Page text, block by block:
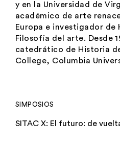
y en la Universidad de
académico de arte
Europa e investigador
Filosofía del arte. Desde
catedrático de Historia
College, Columbia
SIMPOSIOS
SITAC X: El futuro: de